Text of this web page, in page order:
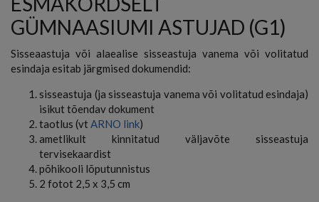
GÜMNAASIUMI ASTUJAD (G1)
Sisseaastuja või alaealise sisseastuja vanema või volitatud
esindaja esitab järgmised dokumendid:
sisseastuja (ja sisseastuja vanema või volitatud esindaja)
isikut tõendav dokument
taotlus (vtARNO link)
ametlikult kinnitatud väljavõte sisseastuja
tervisekaardist
põhikooli lõputunnistus
2 fotot 2,5 x 3,5 cm